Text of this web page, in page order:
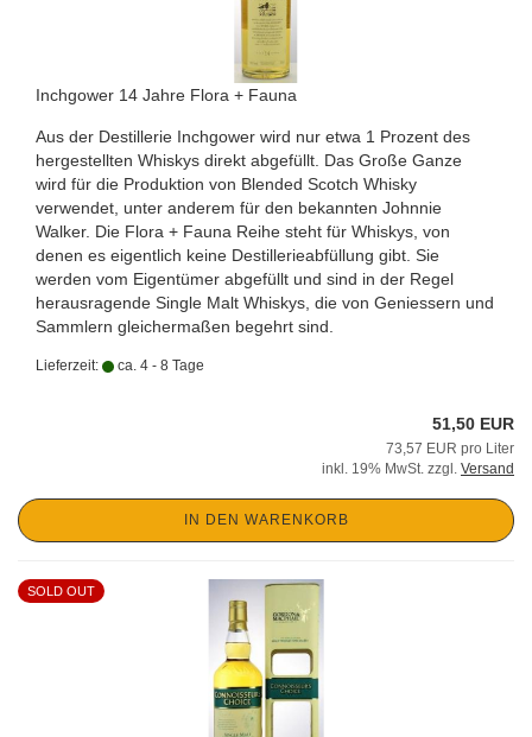
Inchgower 14 Jahre Flora + Fauna
Aus der Destillerie Inchgower wird nur etwa 1 Prozent des
hergestellten Whiskys direkt abgefüllt. Das Große Ganze
wird für die Produktion von Blended Scotch Whisky
verwendet, unter anderem für den bekannten Johnnie
Walker. Die Flora + Fauna Reihe steht für Whiskys, von
denen es eigentlich keine Destillerieabfüllung gibt. Sie
werden vom Eigentümer abgefüllt und sind in der Regel
herausragende Single Malt Whiskys, die von Geniessern und
Sammlern gleichermaßen begehrt sind.
Lieferzeit: ca. 4 - 8 Tage
51,50 EUR
73,57 EUR pro Liter
inkl. 19% MwSt. zzgl. Versand
IN DEN WARENKORB
SOLD OUT